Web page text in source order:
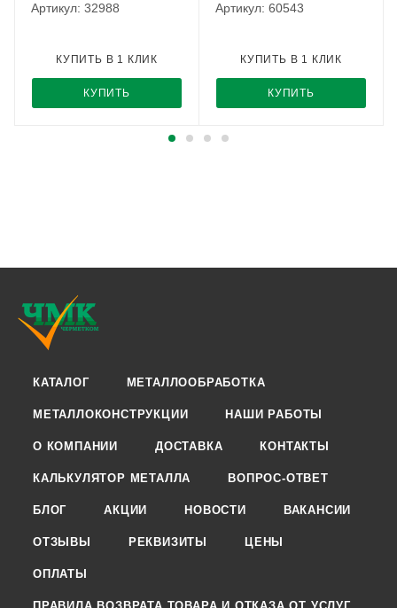
Артикул: 32988
КУПИТЬ
КУПИТЬ В 1 КЛИК
Артикул: 60543
КУПИТЬ
КУПИТЬ В 1 КЛИК
КАТАЛОГ МЕТАЛЛООБРАБОТКА
МЕТАЛЛОКОНСТРУКЦИИ НАШИ РАБОТЫ
О КОМПАНИИ ДОСТАВКА КОНТАКТЫ
КАЛЬКУЛЯТОР МЕТАЛЛА ВОПРОС-ОТВЕТ
БЛОГ АКЦИИ НОВОСТИ ВАКАНСИИ
ОТЗЫВЫ РЕКВИЗИТЫ ЦЕНЫ
ОПЛАТЫ